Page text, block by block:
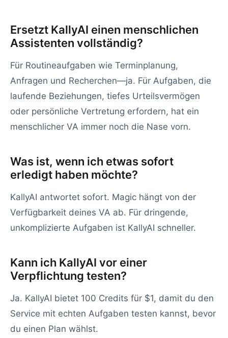
Ersetzt KallyAI einen menschlichen
Assistenten vollständig?
Für Routineaufgaben wie Terminplanung,
Anfragen und Recherchen—ja. Für Aufgaben, die
laufende Beziehungen, tiefes Urteilsvermögen
oder persönliche Vertretung erfordern, hat ein
menschlicher VA immer noch die Nase vorn.
Was ist, wenn ich etwas sofort
erledigt haben möchte?
KallyAI antwortet sofort. Magic hängt von der
Verfügbarkeit deines VA ab. Für dringende,
unkomplizierte Aufgaben ist KallyAI schneller.
Kann ich KallyAI vor einer
Verpflichtung testen?
Ja. KallyAI bietet 100 Credits für $1, damit du den
Service mit echten Aufgaben testen kannst, bevor
du einen Plan wählst.